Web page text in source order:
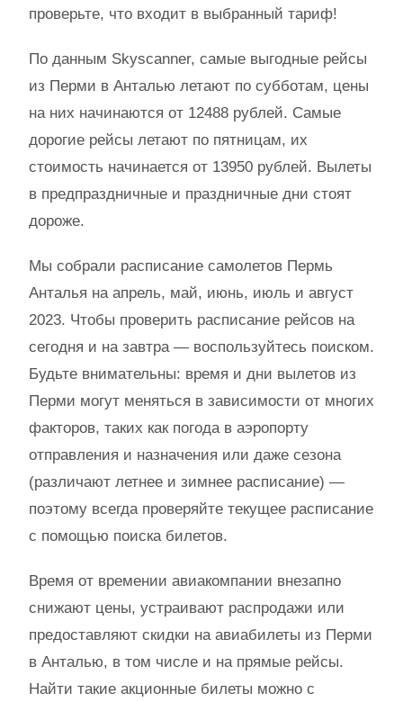
проверьте, что входит в выбранный тариф!
По данным Skyscanner, самые выгодные рейсы
из Перми в Анталью летают по субботам, цены
на них начинаются от 12488 рублей. Самые
дорогие рейсы летают по пятницам, их
стоимость начинается от 13950 рублей. Вылеты
в предпраздничные и праздничные дни стоят
дороже.
Мы собрали расписание самолетов Пермь
Анталья на апрель, май, июнь, июль и август
2023. Чтобы проверить расписание рейсов на
сегодня и на завтра — воспользуйтесь поиском.
Будьте внимательны: время и дни вылетов из
Перми могут меняться в зависимости от многих
факторов, таких как погода в аэропорту
отправления и назначения или даже сезона
(различают летнее и зимнее расписание) —
поэтому всегда проверяйте текущее расписание
с помощью поиска билетов.
Время от времении авиакомпании внезапно
снижают цены, устраивают распродажи или
предоставляют скидки на авиабилеты из Перми
в Анталью, в том числе и на прямые рейсы.
Найти такие акционные билеты можно с